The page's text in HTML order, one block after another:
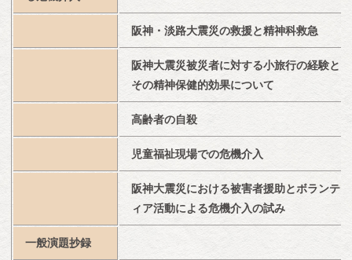
阪神・淡路大震災の救援と精神科救急
阪神大震災被災者に対する小旅行の経験と
その精神保健的効果について
高齢者の自殺
児童福祉現場での危機介入
阪神大震災における被害者援助とボランテ
ィア活動による危機介入の試み
一般演題抄録